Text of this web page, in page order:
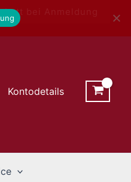
bei Anmeldung
Kontodetails